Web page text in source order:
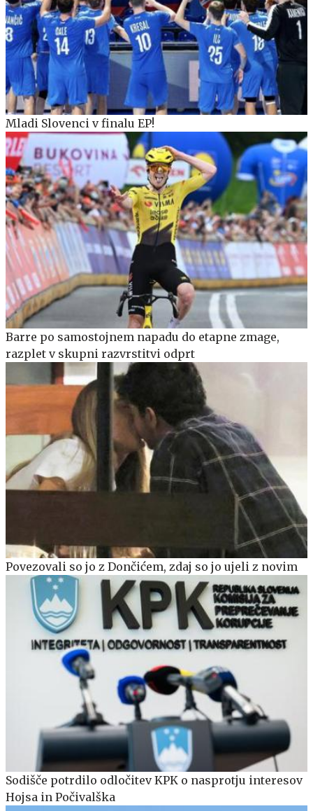
Mladi Slovenci v finalu EP!
Barre po samostojnem napadu do etapne zmage,
razplet v skupni razvrstitvi odprt
Povezovali so jo z Dončićem, zdaj so jo ujeli z novim
Sodišče potrdilo odločitev KPK o nasprotju interesov
Hojsa in Počivalška